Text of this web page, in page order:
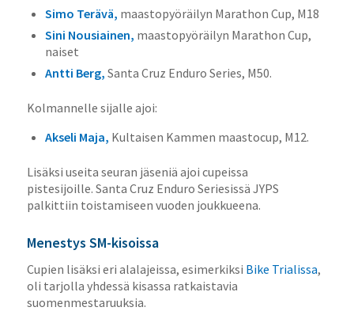
Simo Terävä, maastopyöräilyn Marathon Cup, M18
Sini Nousiainen, maastopyöräilyn Marathon Cup,
naiset
Antti Berg, Santa Cruz Enduro Series, M50.
Kolmannelle sijalle ajoi:
Akseli Maja, Kultaisen Kammen maastocup, M12.
Lisäksi useita seuran jäseniä ajoi cupeissa
pistesijoille. Santa Cruz Enduro Seriesissä JYPS
palkittiin toistamiseen vuoden joukkueena.
Menestys SM-kisoissa
Cupien lisäksi eri alalajeissa, esimerkiksi Bike Trialissa,
oli tarjolla yhdessä kisassa ratkaistavia
suomenmestaruuksia.